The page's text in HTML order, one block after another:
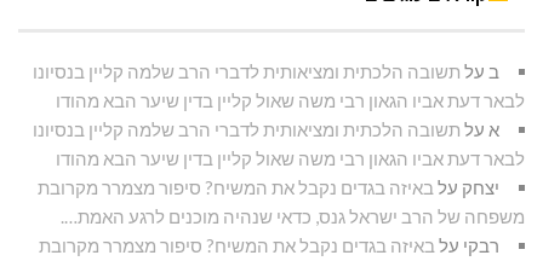
ב על תשובה הלכתית ומציאותית לדברי הרב שלמה קליין בנסיונו
לבאר דעת אביו הגאון רבי משה שאול קליין בדין שיער הבא מהודו
א על תשובה הלכתית ומציאותית לדברי הרב שלמה קליין בנסיונו
לבאר דעת אביו הגאון רבי משה שאול קליין בדין שיער הבא מהודו
יצחק על באיזה בגדים נקבל את המשיח? סיפור מצמרר מקרובת
משפחה של הרב ישראל גנס, כדאי שנהיה מוכנים לרגע האמת….
רבקי על באיזה בגדים נקבל את המשיח? סיפור מצמרר מקרובת